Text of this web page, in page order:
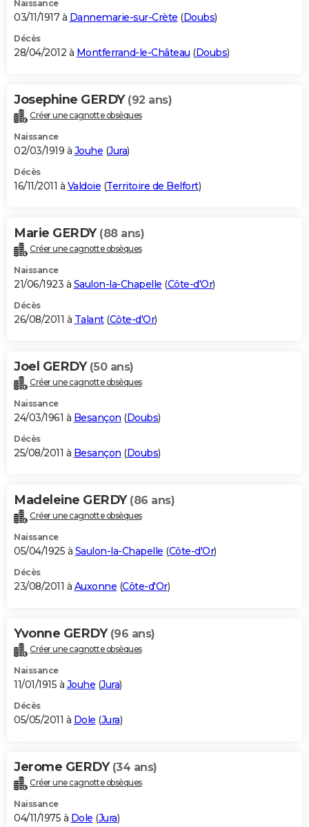
Naissance
03/11/1917 à Dannemarie-sur-Crète (Doubs)
Décès
28/04/2012 à Montferrand-le-Château (Doubs)
Josephine GERDY (92 ans)
Créer une cagnotte obsèques
Naissance
02/03/1919 à Jouhe (Jura)
Décès
16/11/2011 à Valdoie (Territoire de Belfort)
Marie GERDY (88 ans)
Créer une cagnotte obsèques
Naissance
21/06/1923 à Saulon-la-Chapelle (Côte-d'Or)
Décès
26/08/2011 à Talant(Côte-d'Or)
Joel GERDY (50 ans)
Créer une cagnotte obsèques
Naissance
24/03/1961 à Besançon (Doubs)
Décès
25/08/2011 à Besançon (Doubs)
Madeleine GERDY (86 ans)
Créer une cagnotte obsèques
Naissance
05/04/1925 à Saulon-la-Chapelle (Côte-d'Or)
Décès
23/08/2011 à Auxonne (Côte-d'Or)
Yvonne GERDY (96 ans)
Créer une cagnotte obsèques
Naissance
11/01/1915 à Jouhe (Jura)
Décès
05/05/2011 à Dole (Jura)
Jerome GERDY (34 ans)
Créer une cagnotte obsèques
Naissance
04/11/1975 à Dole (Jura)